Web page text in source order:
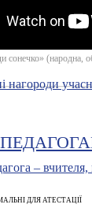
сонечко» (народна,
ДЛЯ АТЕСТАЦІЇ